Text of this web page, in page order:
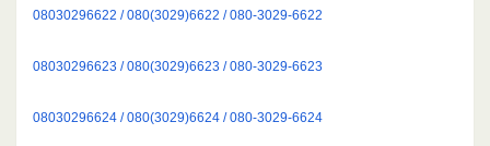
08030296622 / 080(3029)6622 / 080-3029-6622
08030296623 / 080(3029)6623 / 080-3029-6623
08030296624 / 080(3029)6624 / 080-3029-6624